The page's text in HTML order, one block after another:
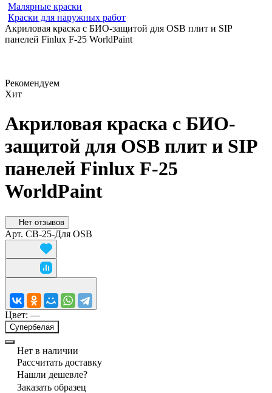
Малярные краски
Краски для наружных работ
Акриловая краска с БИО-защитой для OSB плит и SIP
панелей Finlux F-25 WorldPaint
Рекомендуем
Хит
Акриловая краска с БИО-
защитой для OSB плит и SIP
панелей Finlux F-25
WorldPaint
Нет отзывов
Арт. СВ-25-Для OSB
Цвет: —
Супербелая
Нет в наличии
Рассчитать доставку
Нашли дешевле?
Заказать образец